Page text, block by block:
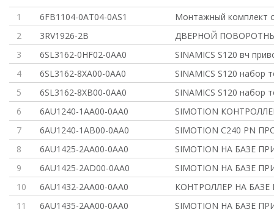
1 6FB1104-0AT04-0AS1
Монтажный комплект
2
3RV1926-2B
ДВЕРНОЙ
3
6SL3162-0HF02-0AA0
SINAMICS S120 вч
4
6SL3162-8XA00-0AA0
SINAMICS S120 набор
5
6SL3162-8XB00-0AA0
SINAMICS S120 набор
6
6AU1240-1AA00-0AA0
SIMOTION
7
6AU1240-1AB00-0AA0
SIMOTION C240 PN
8
6AU1425-2AA00-0AA0
SIMOTION НА БАЗЕ
9
6AU1425-2AD00-0AA0
SIMOTION НА БАЗЕ
10
6AU1432-2AA00-0AA0
КОНТРОЛЛЕР НА БАЗЕ
11
6AU1435-2AA00-0AA0
SIMOTION НА БАЗЕ